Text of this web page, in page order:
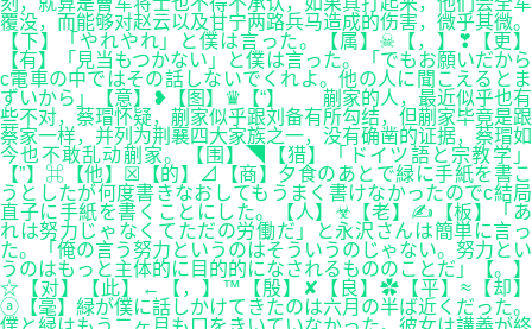
覆没，而能够对赵云以及甘宁两路兵马造成的伤害，微乎其微。
【下】「やれやれ」と僕は言った。【属】☠【，】❣【更】
【有】「見当もつかない」と僕は言った。「でもお願いだから
c電車の中ではその話しないでくれよ。他の人に聞こえるとま
ずいから」【意】❥【图】♛【“】 蒯家的人，最近似乎也有
些不对，蔡瑁怀疑，蒯家似乎跟刘备有所勾结，但蒯家毕竟是跟
蔡家一样，并列为荆襄四大家族之一，没有确凿的证据，蔡瑁如
今也不敢乱动蒯家。【围】◥【猎】「ドイツ語と宗教学」
【”】⌘【他】☒【的】⊿【商】夕食のあとで緑に手紙を書こ
うとしたが何度書きなおしてもうまく書けなかったのでc結局
直子に手紙を書くことにした。【人】☣【老】✍【板】「あ
れは努力じゃなくてただの労働だ」と永沢さんは簡単に言っ
た。「俺の言う努力というのはそういうのじゃない。努力とい
うのはもっと主体的に目的的になされるもののことだ」【。】
☆【对】【此】←【，】™【殷】✘【良】✿【平】≈【却】
ⓐ【毫】緑が僕に話しかけてきたのは六月の半ば近くだった。